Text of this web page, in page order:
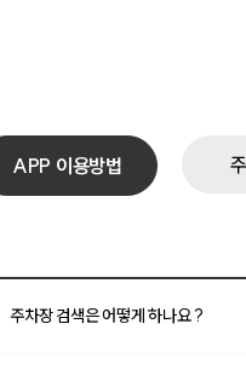
APP 이용방법
주차장 검색은 어떻게 하나요 ?